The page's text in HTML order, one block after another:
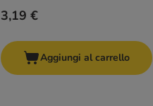
3,19 €
Aggiungi al carrello